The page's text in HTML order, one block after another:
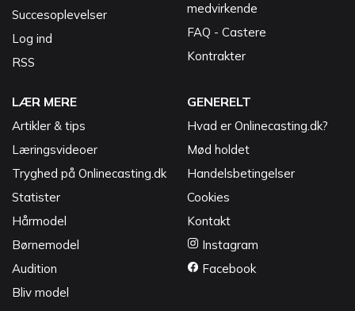
Succesoplevelser
Log ind
RSS
medvirkende
FAQ - Castere
Kontrakter
LÆR MERE
Artikler & tips
Læringsvideoer
Tryghed på Onlinecasting.dk
Statister
Hårmodel
Børnemodel
Audition
Bliv model
GENERELT
Hvad er Onlinecasting.dk?
Mød holdet
Handelsbetingelser
Cookies
Kontakt
Instagram
Facebook